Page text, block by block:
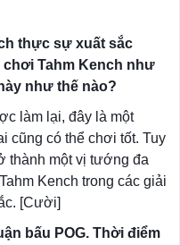
thực sự xuất sắc
chơi Tahm Kench như
như thế nào?
làm lại, đây là một
cũng có thể chơi tốt. Tuy
thành một vị tướng đa
Kench trong các giải
[Cười]
bấu POG. Thời điểm